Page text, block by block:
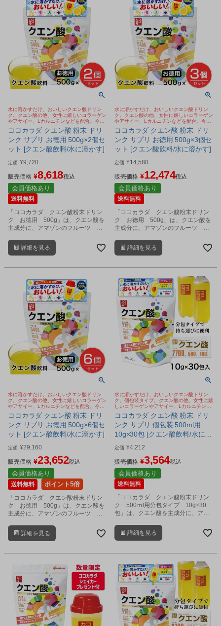
水に溶かすだけ、おいしいクエン酸ドリン
ク。クエン酸の他、女性に嬉しいコラーゲン
やアサイー、Lカルニチンなどを配合。今
SNSで話題のクエン酸 ババアの粉
ココカラダ クエン酸 粉末 ドリ
ンク サプリ お徳用 500g×2個セ
ット [クエン酸飲料/水に溶かす]
定価 ¥9,720
販売価格 ¥8,618税込
会員価格あり
送料無料
「ココカラダ クエン酸粉末ドリン
ク お徳用 500g」は、クエン酸を
主成分に、アマゾンのフルーツ ア
アチン、コラーゲン、グルコサミ
ン、アミノ酸、ビタミンなどをバラ
す。
詳細を見る
水に溶かすだけ、おいしいクエン酸ドリン
ク。クエン酸の他、女性に嬉しいコラーゲン
やアサイー、Lカルニチンなどを配合。今
SNSで話題のクエン酸 ババアの粉
ココカラダ クエン酸 粉末 ドリ
ンク サプリ お徳用 500g×3個セ
ット [クエン酸飲料/水に溶かす]
定価 ¥14,580
販売価格 ¥12,474税込
会員価格あり
送料無料
「ココカラダ クエン酸粉末ドリン
ク お徳用 500g」は、クエン酸を
主成分に、アマゾンのフルーツ ア
アチン、コラーゲン、グルコサミ
ン、アミノ酸、ビタミンなどをバラ
す。
詳細を見る
水に溶かすだけ、おいしいクエン酸ドリン
ク。クエン酸の他、女性に嬉しいコラーゲン
やアサイー、Lカルニチンなどを配合。今
SNSで話題のクエン酸 ババアの粉
ココカラダ クエン酸 粉末 ドリ
ンク サプリ お徳用 500g×6個セ
ット [クエン酸飲料/水に溶かす]
定価 ¥29,160
販売価格 ¥23,652税込
会員価格あり
送料無料 ポイント5倍
「ココカラダ クエン酸粉末ドリン
ク お徳用 500g」は、クエン酸を
主成分に、アマゾンのフルーツ ア
アチン、コラーゲン、グルコサミ
ン、アミノ酸、ビタミンなどをバラ
す。
詳細を見る
水に溶かすだけ、おいしいクエン酸ドリン
ク。個包装タイプ。クエン酸の他、女性に嬉
しいコラーゲンやアサイー、Lカルニチンな
どを配合。今SNSで話題のクエン酸 ババア
の粉
ココカラダ クエン酸 粉末 ドリ
ンク サプリ 個包装 500ml用
10g×30包 [クエン酸飲料/水に溶
かす]
定価 ¥4,212
販売価格 ¥3,564税込
会員価格あり
送料無料
「ココカラダ クエン酸粉末ドリン
ク 500ｍl用分包タイプ 10g×30
包」は、クエン酸を主成分に、アマ
L-カルニチン、クレアチン、コラー
ゲン、グルコサミン、アミノ酸、ビ
健康粉末飲料です。
詳細を見る